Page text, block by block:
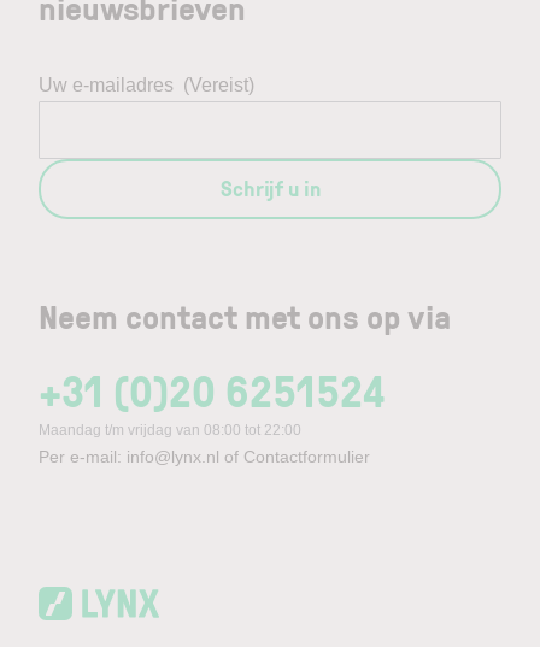
Neem contact met ons op via
+31 (0)20 6251524
Maandag t/m vrijdag van 08:00 tot 22:00
Per e-mail: info@lynx.nl of Contactformulier
Uw e-mailadres (Vereist)
Schrijf u in